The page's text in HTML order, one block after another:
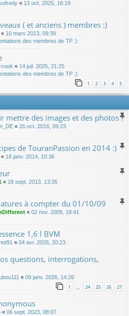
« 13 oct. 2025, 16:19
( et anciens ) membres :)
« 10 mars 2013, 09:39
des membres de TP :)
« 14 juil. 2025, 21:25
des membres de TP :)
1 2 3 4 5
mettre des images et des photos ?
« 26 oct. 2016, 09:23
de TouranPassion en 2014 :)
« 18 janv. 2014, 10:36
« 18 sept. 2013, 13:35
à compter du 01/10/09
« 02 nov. 2009, 18:41
1,6 l BVM
« 04 avr. 2026, 20:23
questions, interrogations,
« 09 janv. 2026, 14:26
1 … 24 25 26 27
« 06 sept. 2023, 08:07